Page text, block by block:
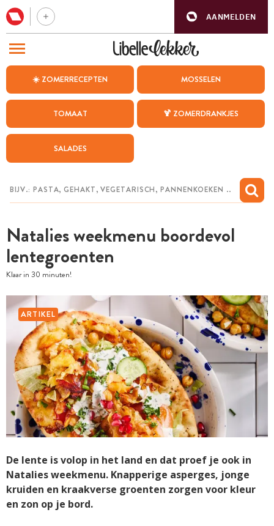
AANMELDEN
☀️ ZOMERRECEPTEN MOSSELEN
TOMAAT 🍹 ZOMERDRANKJES
SALADES
Natalies weekmenu boordevol
lentegroenten
Klaar in 30 minuten!
ARTIKEL
De lente is volop in het land en dat proef je ook in
Natalies weekmenu. Knapperige asperges, jonge
kruiden en kraakverse groenten zorgen voor kleur
en zon op je bord.
BEZOEK ONZE ANDERE WEBSITES
WEEKMENU
CHAT MET MAIA
MIJN BEWAARDE RECEPTEN